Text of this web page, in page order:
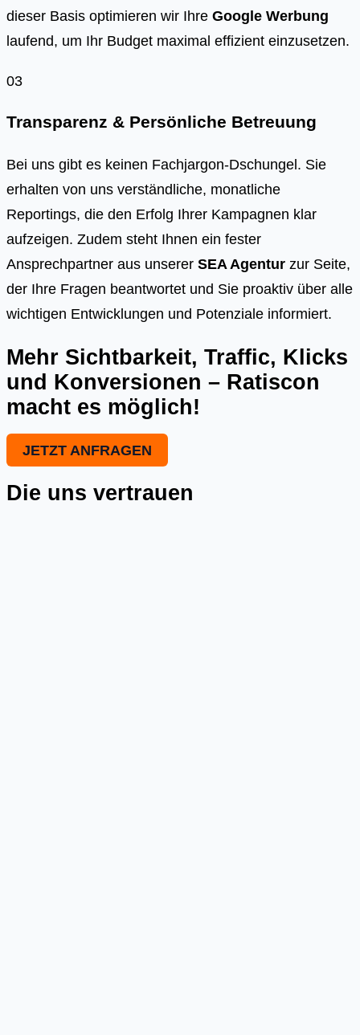
dieser Basis optimieren wir Ihre Google Werbung
laufend, um Ihr Budget maximal effizient einzusetzen.
03
Transparenz & Persönliche Betreuung
Bei uns gibt es keinen Fachjargon-Dschungel. Sie
erhalten von uns verständliche, monatliche
Reportings, die den Erfolg Ihrer Kampagnen klar
aufzeigen. Zudem steht Ihnen ein fester
Ansprechpartner aus unserer SEA Agentur zur Seite,
der Ihre Fragen beantwortet und Sie proaktiv über alle
wichtigen Entwicklungen und Potenziale informiert.
Mehr Sichtbarkeit, Traffic, Klicks
und Konversionen – Ratiscon
macht es möglich!
JETZT ANFRAGEN
Die uns vertrauen